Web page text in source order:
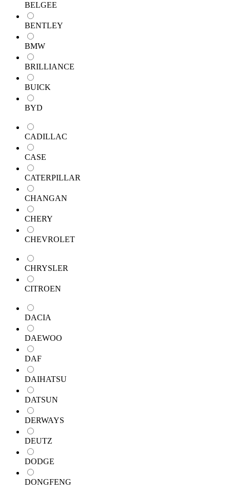
BELGEE
BENTLEY
BMW
BRILLIANCE
BUICK
BYD
CADILLAC
CASE
CATERPILLAR
CHANGAN
CHERY
CHEVROLET
CHRYSLER
CITROEN
DACIA
DAEWOO
DAF
DAIHATSU
DATSUN
DERWAYS
DEUTZ
DODGE
DONGFENG